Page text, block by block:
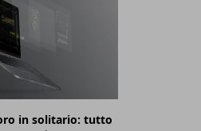
in solitario: tutto